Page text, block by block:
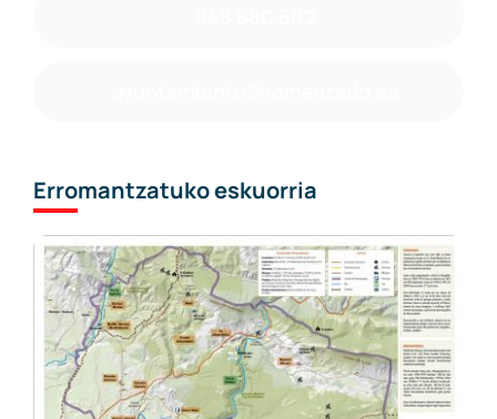
Erromantzatuko eskuorria